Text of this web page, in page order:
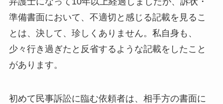
準備書面において、不適切と感じる記載を見るこ
とは、決して、珍しくありません。私自身も、
少々行き過ぎたと反省するような記載をしたこと
があります。
初めて民事訴訟に臨む依頼者は、相手方の書面に